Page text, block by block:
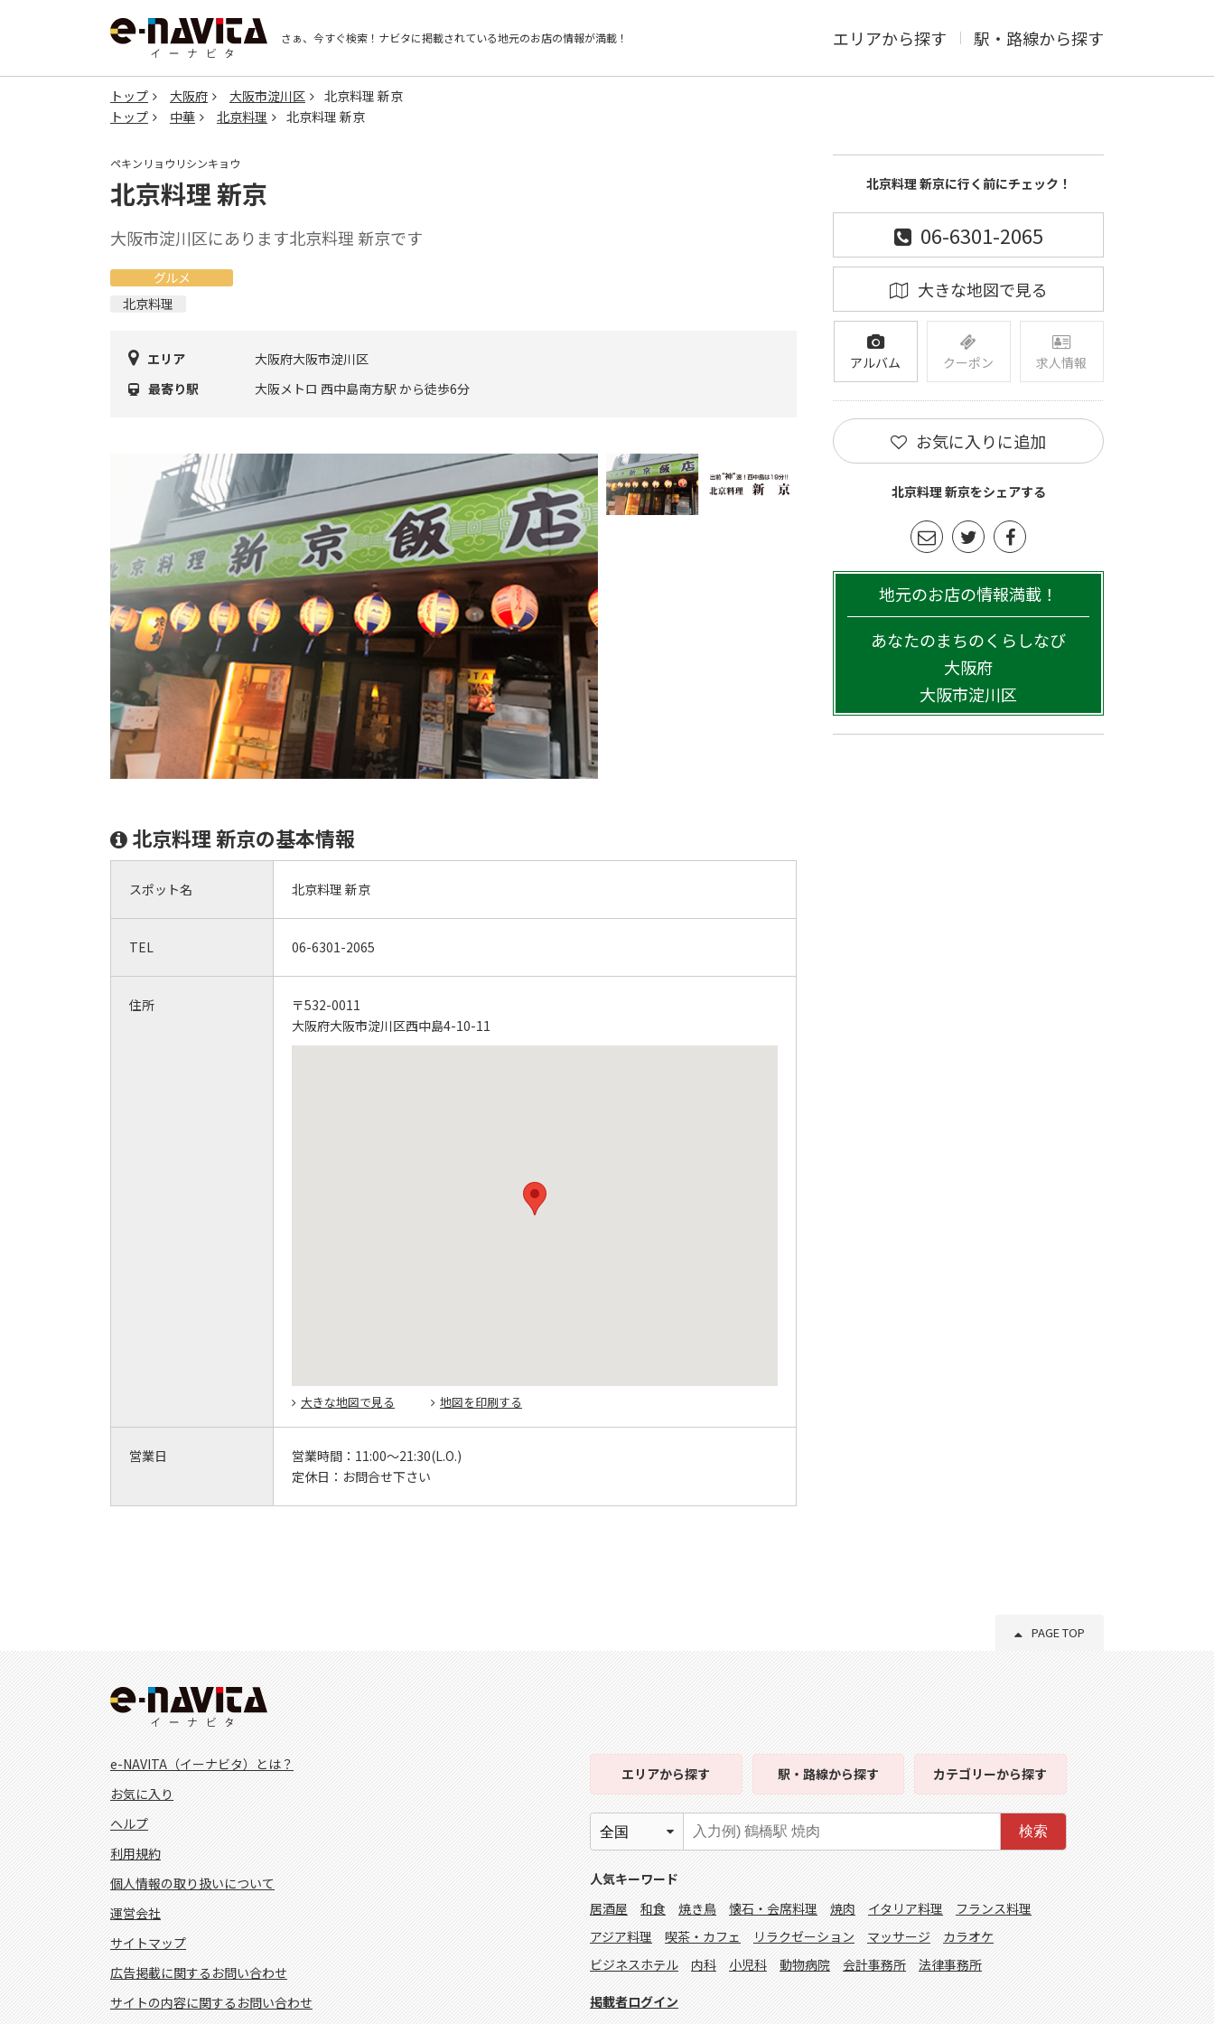
さぁ、今すぐ検索！ ナビタに掲載されている地元のお店の情報が満載！ エリアから探す 駅・路線から探す
トップ 大阪府 大阪市淀川区
北京料理 新京
トップ
中華 北京料理 北京料理 新京
ペキンリョウリシンキョウ
北京料理 新京
大阪市淀川区にあります北京料理 新京です
グルメ
北京料理
エリア
大阪府大阪市淀川区
最寄り駅
大阪メトロ 西中島南方駅 から徒歩6分
北京料理 新京の基本情報
スポット名 北京料理 新京
TEL 06-6301-2065
住所
〒532-0011
大阪府大阪市淀川区西中島4-10-11
大きな地図で見る 地図を印刷する
営業日 営業時間： 11:00～21:30(L.O.)
定休日： お問合せ下さい
北京料理 新京に行く前にチェック！
06-6301-2065
大きな地図で見る
アルバム クーポン 求人情報
お気に入りに追加
北京料理 新京をシェアする
地元のお店の情報満載！
あなたのまちのくらしなび
大阪府
大阪市淀川区
PAGE TOP
e-NAVITA（イーナビタ）とは？
お気に入り
ヘルプ
利用規約
個人情報の取り扱いについて
運営会社
サイトマップ
広告掲載に関するお問い合わせ
サイトの内容に関するお問い合わせ
エリアから探す 駅・路線から探す カテゴリーから探す
検索
人気キーワード
居酒屋
和食 焼き鳥 懐石・会席料理 焼肉 イタリア料理
フランス料理
アジア料理
喫茶・カフェ リラクゼーション マッサージ
カラオケ
ビジネスホテル
内科 小児科 動物病院 会計事務所 法律事務所
掲載者ログイン